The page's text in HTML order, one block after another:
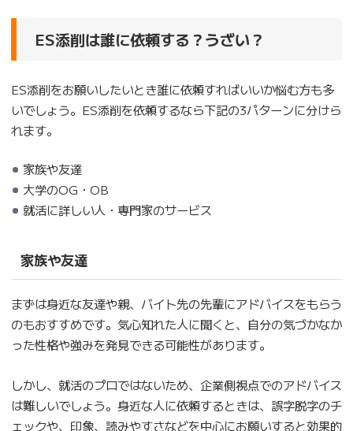
ES添削は誰に依頼する？うざい？
ES添削をお願いしたいとき誰に依頼すればいいか悩む方も多
いでしょう。ES添削を依頼するなら下記の3パターンに分けら
れます。
家族や友達
大学のOG・OB
就活に詳しい人・専門家のサービス
家族や友達
まずは身近な友達や親、バイト先の先輩にアドバイスをもらう
のもおすすめです。気心知れた人に聞くと、自分の気づかなか
った性格や強みを発見できる可能性があります。
しかし、就活のプロではないため、企業側視点でのアドバイス
は難しいでしょう。身近な人に依頼するときは、誤字脱字のチ
ェックや、印象、読みやすさなどを中心にお願いすると効果的